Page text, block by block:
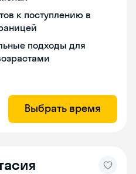
к поступлению в
подходы для
Выбрать время